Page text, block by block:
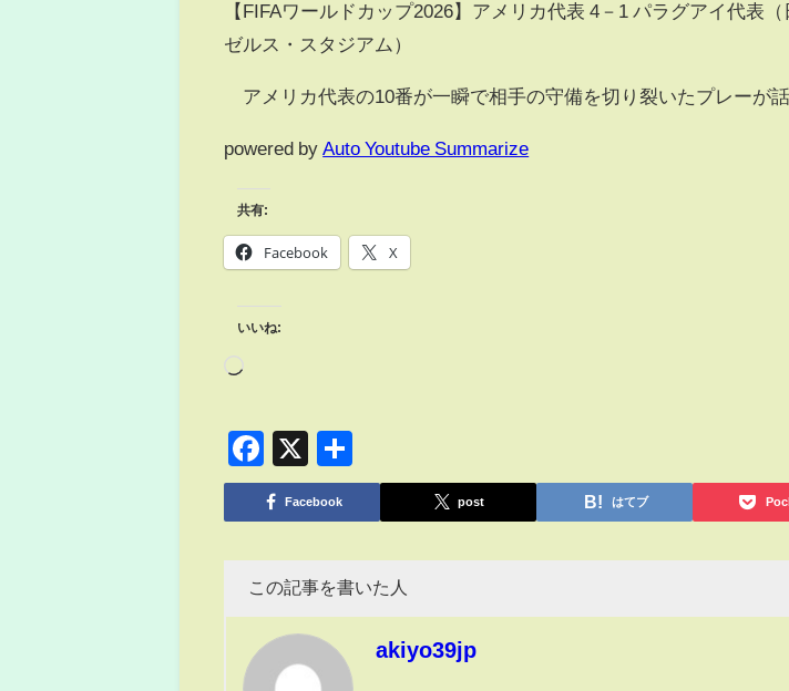
【FIFAワールドカップ2026】アメリカ代表 4－1 パラグアイ代表
ゼルス・スタジアム）
アメリカ代表の10番が一瞬で相手の守備を切り裂いたプレーが話
powered by Auto Youtube Summarize
共有:
Facebook X
いいね:
Facebook
X
有
Facebook post はてブ
この記事を書いた人
akiyo39jp